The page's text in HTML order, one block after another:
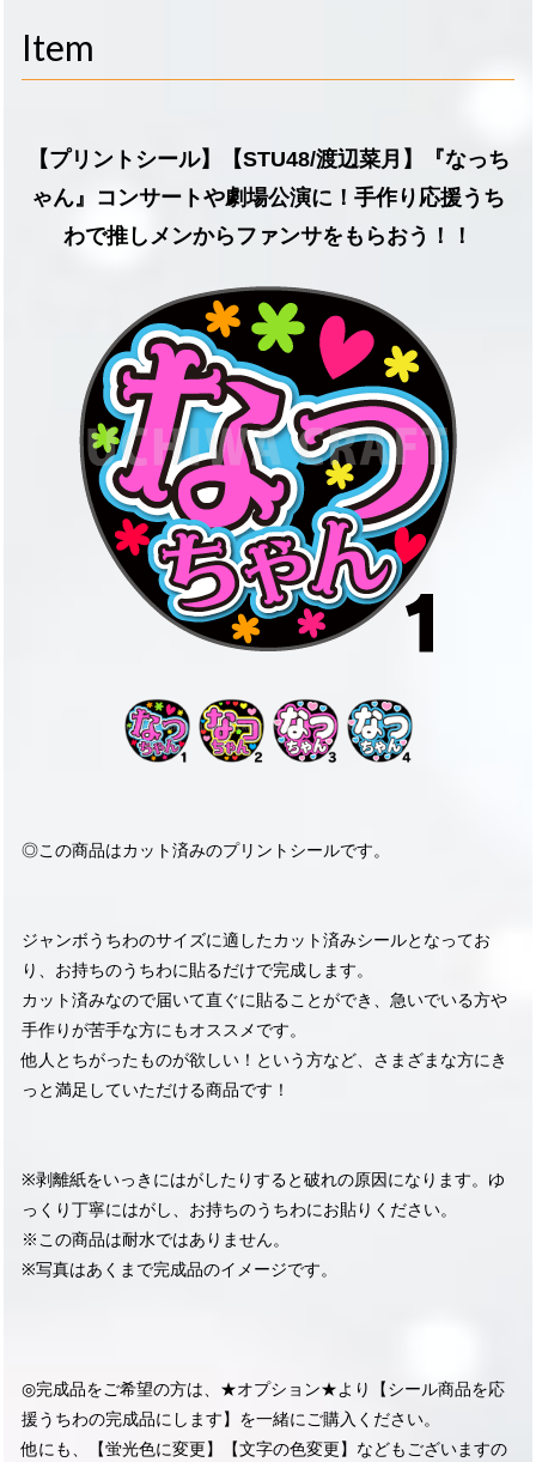
Item
【プリントシール】【STU48/渡辺菜月】『なっち
ゃん』コンサートや劇場公演に！手作り応援うち
わで推しメンからファンサをもらおう！！
◎この商品はカット済みのプリントシールです。
ジャンボうちわのサイズに適したカット済みシールとなってお
り、お持ちのうちわに貼るだけで完成します。
カット済みなので届いて直ぐに貼ることができ、急いでいる方や
手作りが苦手な方にもオススメです。
他人とちがったものが欲しい！という方など、さまざまな方にき
っと満足していただける商品です！
※剥離紙をいっきにはがしたりすると破れの原因になります。ゆ
っくり丁寧にはがし、お持ちのうちわにお貼りください。
※この商品は耐水ではありません。
※写真はあくまで完成品のイメージです。
◎完成品をご希望の方は、★オプション★より【シール商品を応
援うちわの完成品にします】を一緒にご購入ください。
他にも、【蛍光色に変更】【文字の色変更】などもございますの